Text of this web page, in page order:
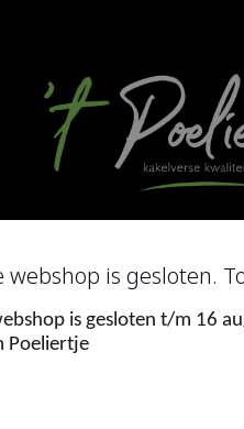
webshop is gesloten.
is gesloten t/m 16
Poeliertje